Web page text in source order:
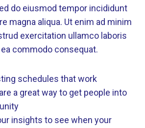
do eiusmod tempor incididunt
magna aliqua. Ut enim ad minim
exercitation ullamco laboris
commodo consequat.
schedules that work
a great way to get people into
insights to see when your